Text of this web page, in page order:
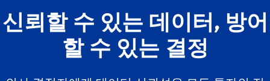
신뢰할 수 있는 데이터, 방어
할 수 있는 결정